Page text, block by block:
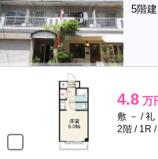
5階
4.8 万
敷 － / 礼
2階 / 1R